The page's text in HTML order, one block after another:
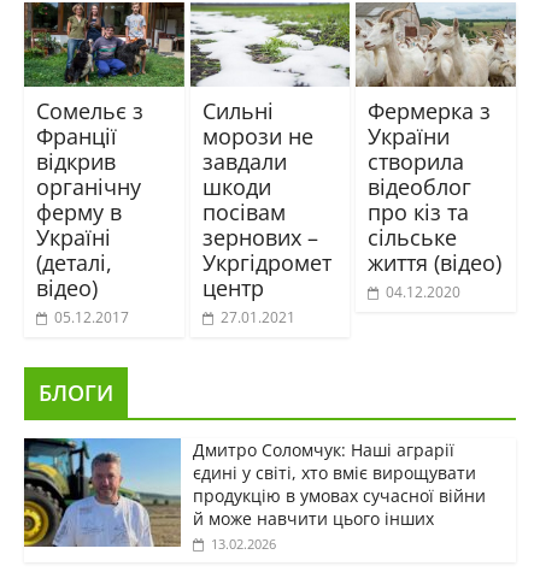
Сомельє з
Франції
відкрив
органічну
ферму в
Україні
(деталі,
відео)
05.12.2017
Сильні
морози не
завдали
шкоди
посівам
зернових –
Укргідромет
центр
27.01.2021
Фермерка з
України
створила
відеоблог
про кіз та
сільське
життя (відео)
04.12.2020
БЛОГИ
Дмитро Соломчук: Наші аграрії
єдині у світі, хто вміє вирощувати
продукцію в умовах сучасної війни
й може навчити цього інших
13.02.2026